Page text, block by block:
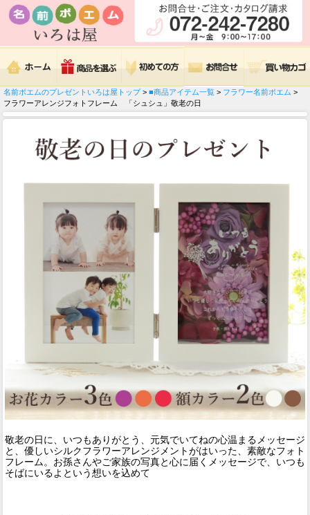
名前ポエムのプレゼントいろは屋トップ> ■商品アイテム一覧 > フラワー名前ポエム >
フラワーアレンジフォトフレーム 「シュシュ」敬老の日
敬老の日に、いつもありがとう、元気でいてねの心温まるメッセージ
と、優しいシルクフラワーアレンジメントがはいった、素敵なフォト
フレーム。お孫さんやご家族の写真と心に届くメッセージで、いつも
そばにいるよという想いを込めて